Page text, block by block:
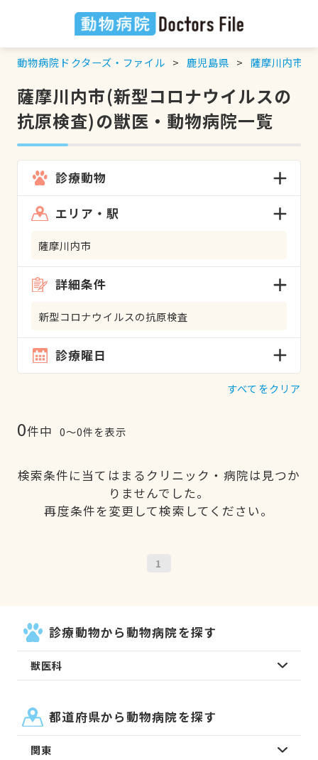
動物病院ドクターズ・ファイル 鹿児島県 薩摩川内市
薩摩川内市(新型コロナウイルスの
抗原検査)の獣医・動物病院一覧
診療動物
エリア・駅
薩摩川内市
詳細条件
新型コロナウイルスの抗原検査
診療曜日
すべてをクリア
0件中 0〜0件を表示
検索条件に当てはまるクリニック・病院は見つか
りませんでした。
再度条件を変更して検索してください。
1
診療動物から動物病院を探す
獣医科
都道府県から動物病院を探す
関東